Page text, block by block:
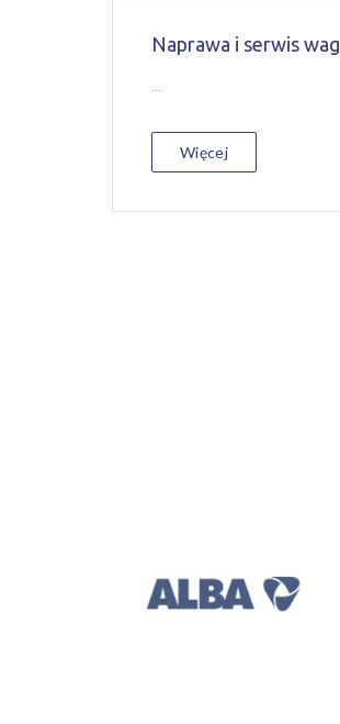
Naprawa i serwis wag
...
Więcej